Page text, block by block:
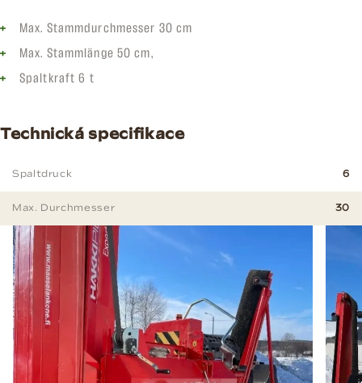
Max. Stammdurchmesser 30 cm
Max. Stammlänge 50 cm,
Spaltkraft 6 t
Technická specifikace
Spaltdruck 6
Max. Durchmesser 30